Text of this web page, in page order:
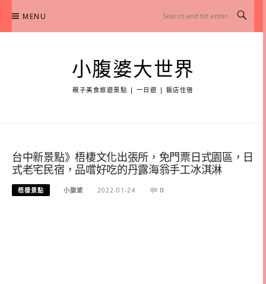
content
MENU
小腹婆大世界
親子美食旅遊景點 | 一日遊 | 飯店住宿
台中新景點》梧棲文化出張所，免門票日式園區，日
式老宅民宿，品嚐好吃的丹露海翁手工冰淇淋
梧棲景點 小腹婆 2022-01-24 0